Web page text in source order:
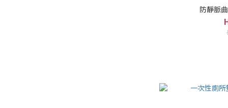
防靜脈